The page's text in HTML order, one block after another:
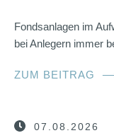
Fondsanlagen im
bei Anlegern immer
ZUM BEITRAG
07.08.2026